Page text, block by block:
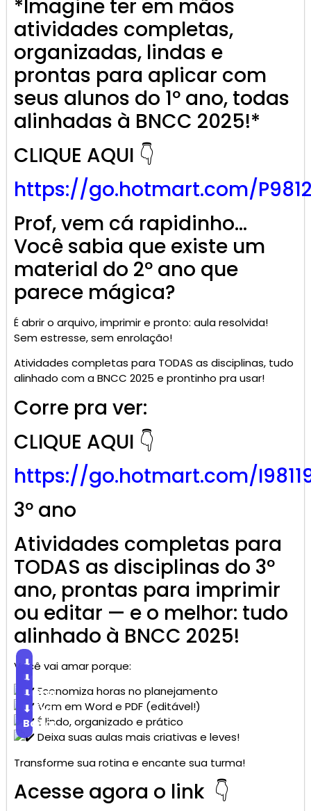
*Imagine ter em mãos
atividades completas,
organizadas, lindas e
prontas para aplicar com
seus alunos do 1º ano, todas
alinhadas à BNCC 2025!*
CLIQUE AQUI 👇
https://go.hotmart.com/
Prof, vem cá rapidinho…
Você sabia que existe um
material do 2º ano que
parece mágica?
É abrir o arquivo, imprimir e pronto: aula resolvida!
Sem estresse, sem enrolação!
Atividades completas para TODAS as disciplinas, tudo
alinhado com a BNCC 2025 e prontinho pra usar!
Corre pra ver:
CLIQUE AQUI 👇
https://go.hotmart.com/
3º ano
Atividades completas para
TODAS as disciplinas do 3º
ano, prontas para imprimir
ou editar — e o melhor: tudo
alinhado à BNCC 2025!
Você vai amar porque:
⬇
Baixar
Economiza horas no planejamento
⬇
Baixar
Vem em Word e PDF (editável!)
⬇
Baixar
É lindo, organizado e prático
⬇
Baixar
Deixa suas aulas mais criativas e leves!
Transforme sua rotina e encante sua turma!
Acesse agora o link 👇